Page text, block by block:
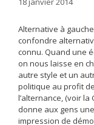
Alternative à
confondre
connu. Quand une
on nous laisse en
autre style et un
politique au profit
l’alternance, (voir
donne aux gens
impression de